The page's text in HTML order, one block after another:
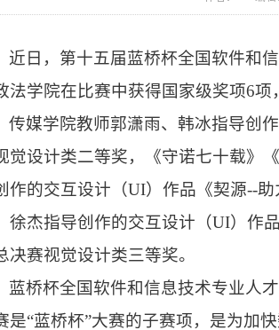
近日，第十五届蓝桥杯全国软件和
法学院在比赛中获得国家级奖项6项
传媒学院教师郭潇雨、韩冰指导创
觉设计类二等奖，《守诺七十载》
作的交互设计（UI）作品《契源--
徐杰指导创作的交互设计（UI）作
决赛视觉设计类三等奖。
蓝桥杯全国软件和信息技术专业人
是“蓝桥杯”大赛的子赛项，是为加